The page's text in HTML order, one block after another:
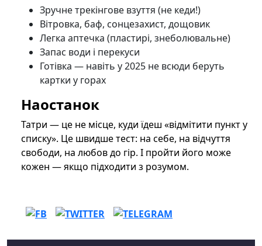
Зручне трекінгове взуття (не кеди!)
Вітровка, баф, сонцезахист, дощовик
Легка аптечка (пластирі, знеболювальне)
Запас води і перекуси
Готівка — навіть у 2025 не всюди беруть
картки у горах
Наостанок
Татри — це не місце, куди їдеш «відмітити пункт у
списку». Це швидше тест: на себе, на відчуття
свободи, на любов до гір. І пройти його може
кожен — якщо підходити з розумом.